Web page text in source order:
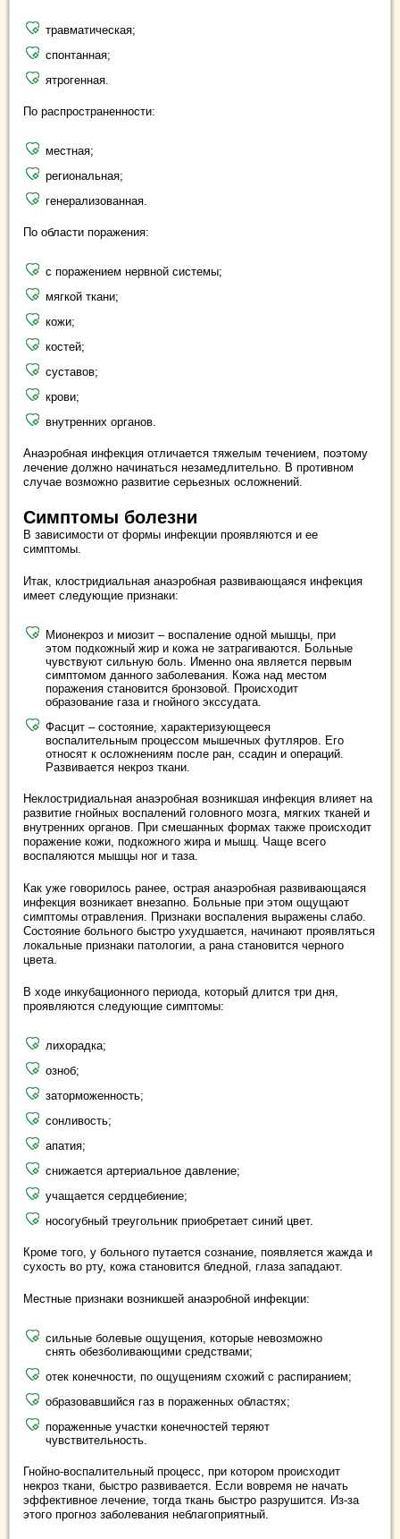
травматическая;
спонтанная;
ятрогенная.
По распространенности:
местная;
региональная;
генерализованная.
По области поражения:
с поражением нервной системы;
мягкой ткани;
кожи;
костей;
суставов;
крови;
внутренних органов.
Анаэробная инфекция отличается тяжелым течением, поэтому
лечение должно начинаться незамедлительно. В противном
случае возможно развитие серьезных осложнений.
Симптомы болезни
В зависимости от формы инфекции проявляются и ее
симптомы.
Итак, клостридиальная анаэробная развивающаяся инфекция
имеет следующие признаки:
Мионекроз и миозит – воспаление одной мышцы, при
этом подкожный жир и кожа не затрагиваются. Больные
чувствуют сильную боль. Именно она является первым
симптомом данного заболевания. Кожа над местом
поражения становится бронзовой. Происходит
образование газа и гнойного экссудата.
Фасцит – состояние, характеризующееся
воспалительным процессом мышечных футляров. Его
относят к осложнениям после ран, ссадин и операций.
Развивается некроз ткани.
Неклостридиальная анаэробная возникшая инфекция влияет на
развитие гнойных воспалений головного мозга, мягких тканей и
внутренних органов. При смешанных формах также происходит
поражение кожи, подкожного жира и мышц. Чаще всего
воспаляются мышцы ног и таза.
Как уже говорилось ранее, острая анаэробная развивающаяся
инфекция возникает внезапно. Больные при этом ощущают
симптомы отравления. Признаки воспаления выражены слабо.
Состояние больного быстро ухудшается, начинают проявляться
локальные признаки патологии, а рана становится черного
цвета.
В ходе инкубационного периода, который длится три дня,
проявляются следующие симптомы:
лихорадка;
озноб;
заторможенность;
сонливость;
апатия;
снижается артериальное давление;
учащается сердцебиение;
носогубный треугольник приобретает синий цвет.
Кроме того, у больного путается сознание, появляется жажда и
сухость во рту, кожа становится бледной, глаза западают.
Местные признаки возникшей анаэробной инфекции:
сильные болевые ощущения, которые невозможно
снять обезболивающими средствами;
отек конечности, по ощущениям схожий с распиранием;
образовавшийся газ в пораженных областях;
пораженные участки конечностей теряют
чувствительность.
Гнойно-воспалительный процесс, при котором происходит
некроз ткани, быстро развивается. Если вовремя не начать
эффективное лечение, тогда ткань быстро разрушится. Из-за
этого прогноз заболевания неблагоприятный.